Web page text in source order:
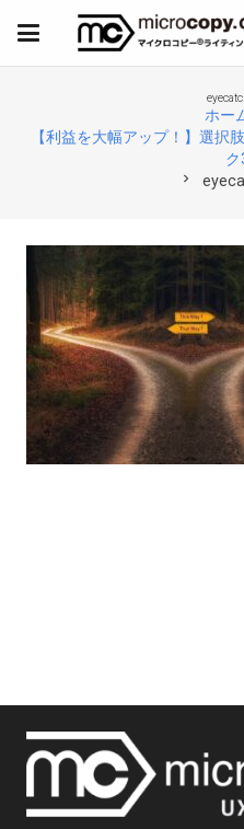
ホー
【利益を大幅アップ！】選択
chevron_right